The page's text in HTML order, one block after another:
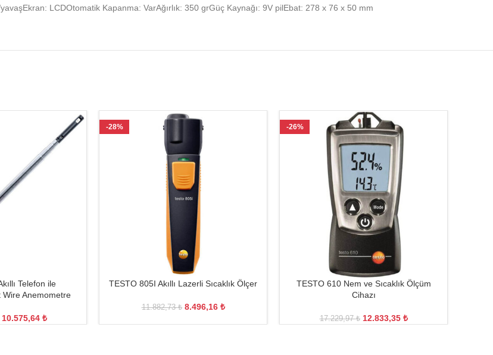
LCDOtomatik Kapanma: VarAğırlık: 350 grGüç Kaynağı: 9V pilEbat: 278 x 76 x 50 mm
Telefon ile
Wire Anemometre
10.575,64 ₺
-28%
TESTO 805I Akıllı Lazerli Sıcaklık Ölçer
11.882,73₺ 8.496,16 ₺
-26%
TESTO 610 Nem ve Sıcaklık Ölçüm
Cihazı
17.229,97₺ 12.833,35 ₺